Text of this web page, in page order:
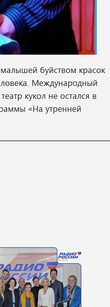
буйством красок
Международный
кукол не остался в
«На утренней